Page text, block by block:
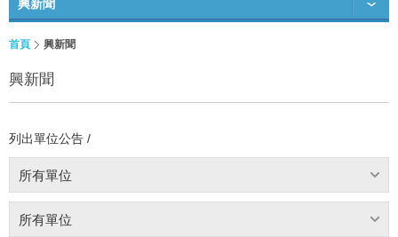
興新聞
首頁 興新聞
興新聞
列出單位公告 /
所有單位
所有單位